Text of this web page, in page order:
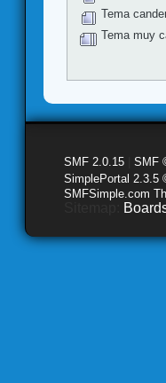
Tema
Tema muy
SMF 2.0.15 SMF
SimplePortal 2.3.5
SMFSimple.com